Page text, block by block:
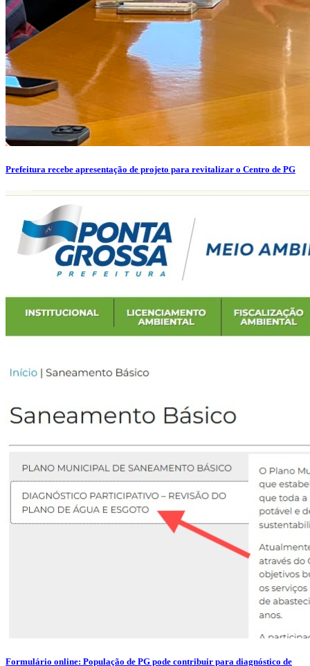
Prefeitura recebe apresentação de projeto para revitalizar o Centro de PG
Formulário online: População de PG pode contribuir para diagnóstico de